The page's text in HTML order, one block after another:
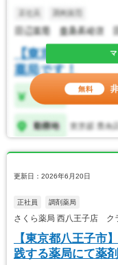
更新日：2026年6月20日
正社員 調剤薬局
さくら薬局 西八王子店 ク
【東京都八王子市
践する薬局にて薬